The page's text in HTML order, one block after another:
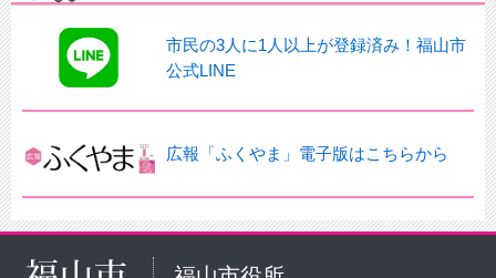
市民の3人に1人以上が登録済み！福山市
公式LINE
広報「ふくやま」電子版はこちらから